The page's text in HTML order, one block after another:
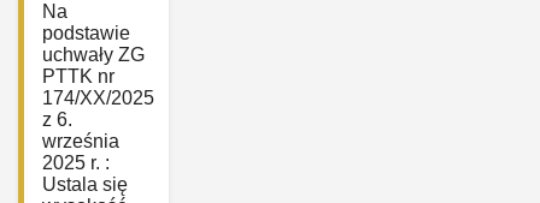
Na
podstawie
uchwały ZG
PTTK nr
174/XX/2025
z 6.
września
2025 r. :
Ustala się